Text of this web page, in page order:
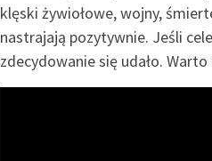
klęski żywiołowe, wojny,
nastrajają pozytywnie. Jeśli
zdecydowanie się udało.